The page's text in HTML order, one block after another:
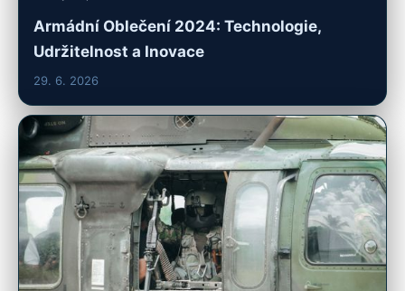
Armádní Oblečení 2024: Technologie,
Udržitelnost a Inovace
29. 6. 2026